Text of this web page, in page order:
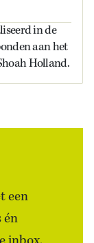
in de
aan het
Holland.
een
én